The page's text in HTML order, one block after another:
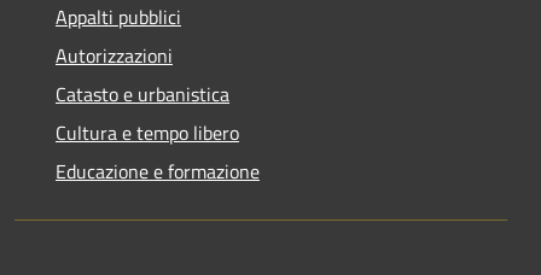
Appalti pubblici
Autorizzazioni
Catasto e urbanistica
Cultura e tempo libero
Educazione e formazione